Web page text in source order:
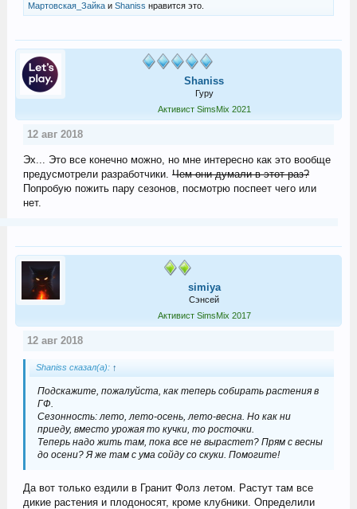
Мартовская_Зайкаи Shaniss нравится это.
Shaniss
Гуру
Активист SimsMix 2021
12 авг 2018
Эх... Это все конечно можно, но мне интересно как это вообще
предусмотрели разработчики. Чем они думали в этот раз?
Попробую пожить пару сезонов, посмотрю поспеет чего или
нет.
simiya
Сэнсей
Активист SimsMix 2017
12 авг 2018
Shaniss сказал(а): ↑
Подскажите, пожалуйста, как теперь собирать растения в
ГФ.
Сезонность: лето, лето-осень, лето-весна. Но как ни
приеду, вместо урожая то кучки, то росточки.
Теперь надо жить там, пока все не вырастет? Прям с весны
до осени? Я же там с ума сойду со скуки. Помогите!
Да вот только ездили в Гранит Фолз летом. Растут там все
дикие растения и плодоносят, кроме клубники. Определили